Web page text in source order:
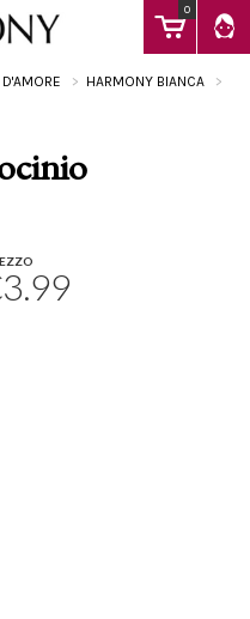
0
HARMONY BIANCA